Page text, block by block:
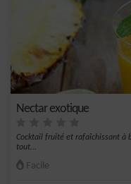
Nectar exotique
Cocktail fruité et rafaîchissant à
tout...
Facile